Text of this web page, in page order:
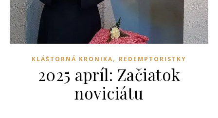
KLÁŠTORNÁ KRONIKA, REDEMPTORISTKY
2025 apríl: Začiatok
noviciátu